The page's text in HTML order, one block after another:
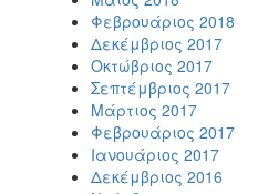
Φεβρουάριος 2018
Δεκέμβριος 2017
Οκτώβριος 2017
Σεπτέμβριος 2017
Μάρτιος 2017
Φεβρουάριος 2017
Ιανουάριος 2017
Δεκέμβριος 2016